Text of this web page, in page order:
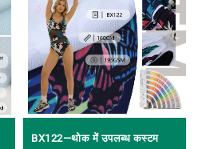
BX122—थोक में उपलब्ध कस्टम